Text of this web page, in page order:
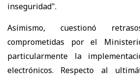
inseguridad".
Asimismo, cuestionó
comprometidas por el
particularmente la
electrónicos. Respecto al